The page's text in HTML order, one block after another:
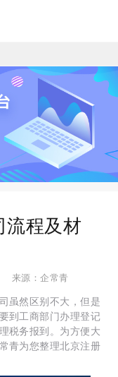
流程及材
来源：企常青
然区别不大，但是
到工商部门办理登记
税务报到。为方便大
青为您整理北京注册